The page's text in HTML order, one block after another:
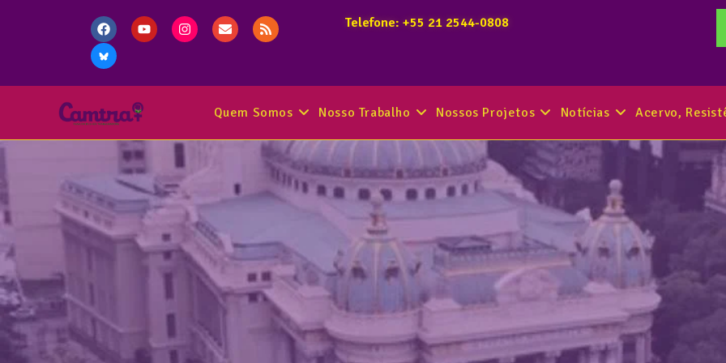
Telefone: +55 21 2544-0808
Quem Somos Nosso Trabalho Nossos Projetos Notícias Acervo,